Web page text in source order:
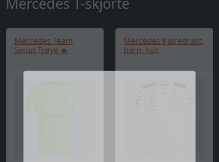
Mercedes Team
Setup Trøye 🔥
Mercedes Kjøredrakt,
barn, hvit